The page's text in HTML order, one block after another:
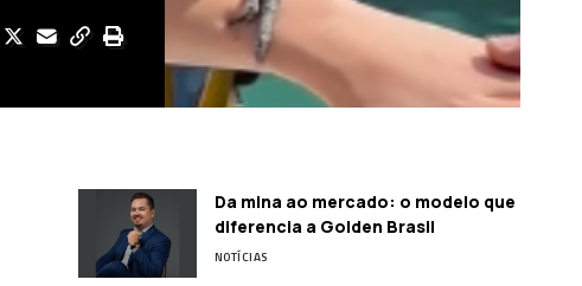
Da mina ao mercado: o modelo que
diferencia a Golden Brasil
NOTÍCIAS